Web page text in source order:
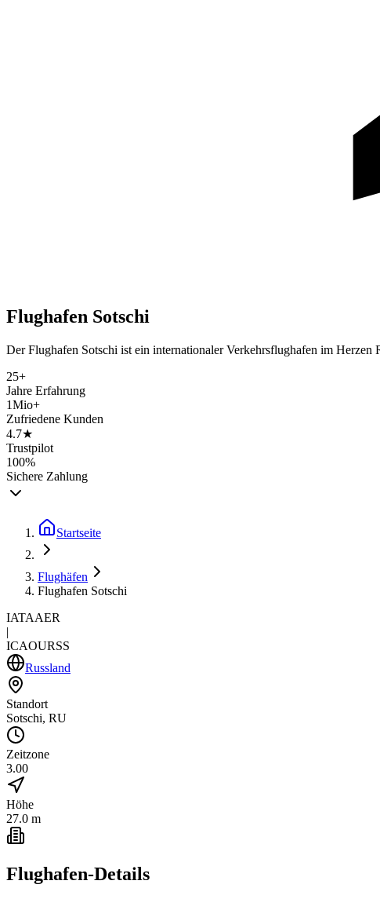
Flughafen Sotschi
Der Flughafen Sotschi ist ein internationaler Verkehrsflughafen im Herzen
25+
Jahre Erfahrung
1Mio+
Zufriedene Kunden
4.7★
Trustpilot
100%
Sichere Zahlung
Startseite
Flughäfen
Flughafen Sotschi
IATAAER
|
ICAOURSS
Russland
Standort
Sotschi, RU
Zeitzone
3.00
Höhe
27.0 m
Flughafen-Details